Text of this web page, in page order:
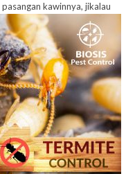
kawinnya, jikalau